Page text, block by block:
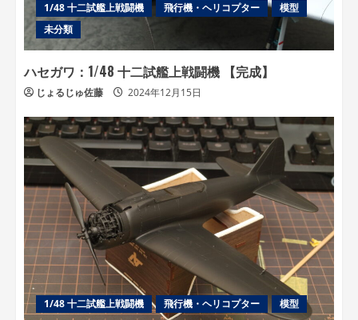
1/48 十二試艦上戦闘機 飛行機・ヘリコプター
模型
未分類
ハセガワ：1/48 十二試艦上戦闘機 【完成】
じょるじゅ佐藤 2024年12月15日
1/48 十二試艦上戦闘機 飛行機・ヘリコプター 模型